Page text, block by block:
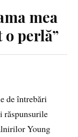
mea
o perlă”
de întrebări
răspunsurile
Young